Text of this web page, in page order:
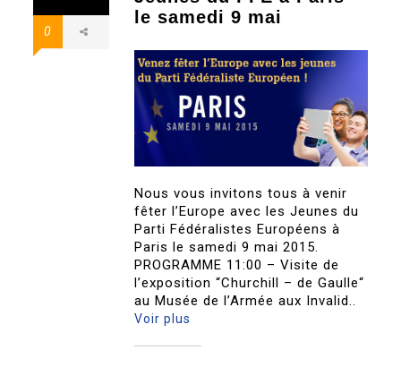
0
le samedi 9 mai
Nous vous invitons tous à venir
fêter l’Europe avec les Jeunes du
Parti Fédéralistes Européens à
Paris le samedi 9 mai 2015.
PROGRAMME 11:00 – Visite de
l’exposition “Churchill – de Gaulle“
au Musée de l’Armée aux Invalid..
Voir plus